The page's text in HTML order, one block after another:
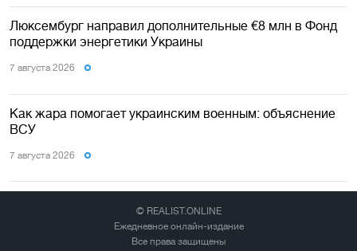
Люксембург направил дополнительные €8 млн в Фонд
поддержки энергетики Украины
7 августа 2026
Как жара помогает украинским военным: объяснение
ВСУ
7 августа 2026
© REALIST.ONLINE
Ежедневное онлайн-издание
Все права защищены